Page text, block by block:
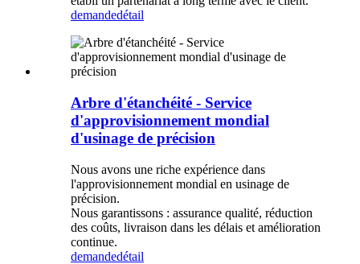
demandedétail
Arbre d'étanchéité - Service
d'approvisionnement mondial
d'usinage de précision
Nous avons une riche expérience dans
l'approvisionnement mondial en usinage de
précision.
Nous garantissons : assurance qualité, réduction
des coûts, livraison dans les délais et amélioration
continue.
demandedétail